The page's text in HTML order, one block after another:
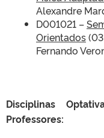
Alexandre
D001021 –
Orientados
Fernando
Disciplinas
Professores: